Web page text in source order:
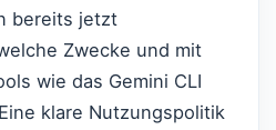
bereits jetzt
Zwecke und mit
wie das Gemini CLI
klare Nutzungspolitik